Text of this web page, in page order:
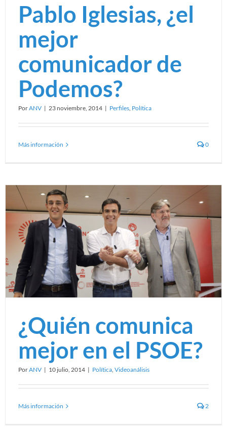
Pablo Iglesias, ¿el
mejor
comunicador de
Podemos?
PorANV | 23 noviembre, 2014 | Perfiles, Política
Más información 0
¿Quién comunica
mejor en el PSOE?
PorANV | 10 julio, 2014 | Política, Videoanálisis
Más información 2